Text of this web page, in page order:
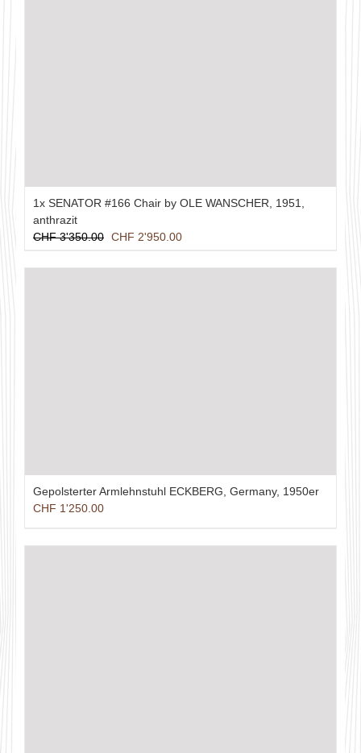
1x SENATOR #166 Chair by OLE WANSCHER, 1951,
anthrazit
CHF3'350.00 Ursprünglicher
war:
CHF 2'950.00Aktueller
ist:
Gepolsterter Armlehnstuhl ECKBERG, Germany, 1950er
CHF 1'250.00